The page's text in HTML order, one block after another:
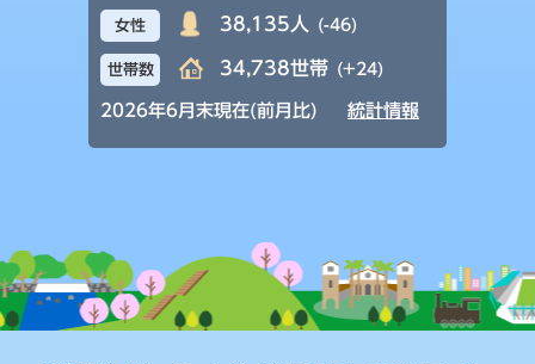
女性 38,135人 (-46)
世帯数 34,738世帯 (+24)
2026年6月末現在(前月比) 統計情報